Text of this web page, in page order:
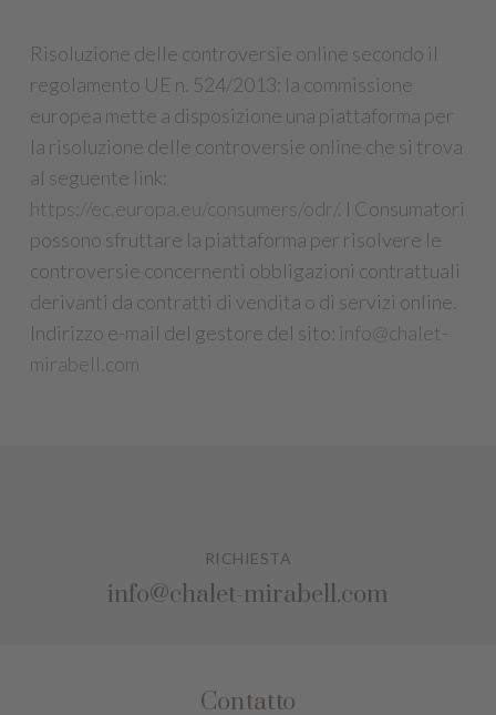
Risoluzione delle controversie online secondo il
regolamento UE n. 524/2013: la commissione
europea mette a disposizione una piattaforma per
la risoluzione delle controversie online che si trova
al seguente link:
https://ec.europa.eu/consumers/odr/ . I Consumatori
possono sfruttare la piattaforma per risolvere le
controversie concernenti obbligazioni contrattuali
derivanti da contratti di vendita o di servizi online.
Indirizzo e-mail del gestore del sito: info@chalet-
mirabell.com
RICHIESTA
info@chalet-mirabell.com
Contatto